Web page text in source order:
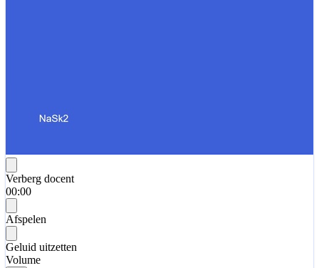
Verberg docent
00:00
Afspelen
Geluid uitzetten
Volume